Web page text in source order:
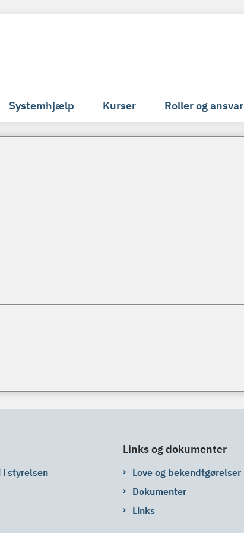
Systemhjælp Kurser Roller og ansvar
i styrelsen
Links og dokumenter
Love og bekendtgørelser
Dokumenter
Links